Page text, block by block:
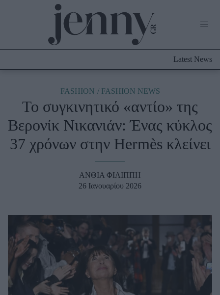
Culture
Fashion
Shopping
Styling Tips
Fashion News
Beauty - Ομορφιά
Μαλλιά - Νύχια
Μακιγιάζ
Beauty News
Well being
Ψυχολογία
Latest News
FASHION FASHION NEWS
Το συγκινητικό «αντίο» της
Βερονίκ Νικανιάν: Ένας κύκλος
37 χρόνων στην Hermès κλείνει
ΑΝΘΙΑ ΦΙΛΙΠΠΗ
26 Ιανουαρίου 2026